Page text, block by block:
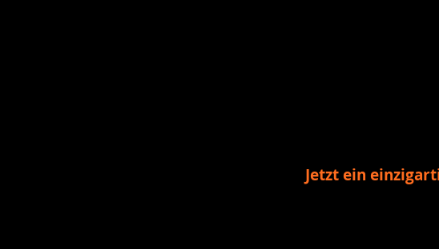
Jetzt ein